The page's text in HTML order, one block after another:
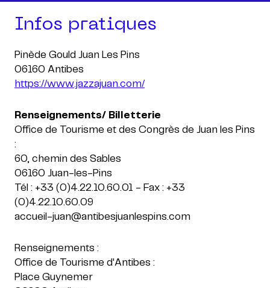
Infos pratiques
Pinède Gould Juan Les Pins
https://www.jazzajuan.com/
Renseignements/ Billetterie
Office de Tourisme et des Congrès de Juan les Pins
:
60, chemin des Sables
06160 Juan-les-Pins
Tél : +33 (0)4.22.10.60.01 - Fax : +33
(0)4.22.10.60.09
accueil-juan@antibesjuanlespins.com
Renseignements :
Office de Tourisme d'Antibes :
Place Guynemer